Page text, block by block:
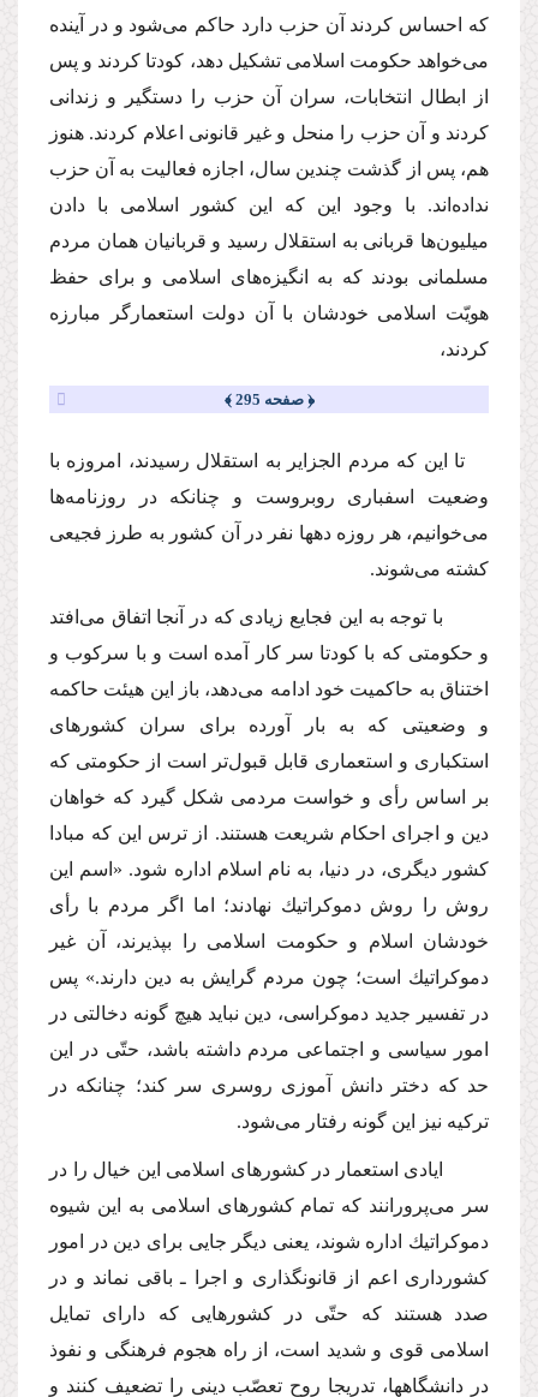
كه احساس كردند آن حزب دارد حاكم مى‌شود و در آینده
مى‌خواهد حكومت اسلامى تشكیل دهد، كودتا كردند و پس
از ابطال انتخابات، سران آن حزب را دستگیر و زندانى
كردند و آن حزب را منحل و غیر قانونى اعلام كردند. هنوز
هم، پس از گذشت چندین سال، اجازه فعالیت به آن حزب
نداده‌اند. با وجود این كه این كشور اسلامى با دادن
میلیون‌ها قربانى به استقلال رسید و قربانیان همان مردم
مسلمانى بودند كه به انگیزه‌هاى اسلامى و براى حفظ
هویّت اسلامى خودشان با آن دولت استعمارگر مبارزه
كردند،
﴿ صفحه 295 ﴾
تا این كه مردم الجزایر به استقلال رسیدند، امروزه با
وضعیت اسفبارى روبروست و چنانكه در روزنامه‌ها
مى‌خوانیم، هر روزه دهها نفر در آن كشور به طرز فجیعى
كشته مى‌شوند.
با توجه به این فجایع زیادى كه در آنجا اتفاق مى‌افتد
و حكومتى كه با كودتا سر كار آمده است و با سركوب و
اختناق به حاكمیت خود ادامه مى‌دهد، باز این هیئت حاكمه
و وضعیتى كه به بار آورده براى سران كشورهاى
استكبارى و استعمارى قابل قبول‌تر است از حكومتى كه
بر اساس رأى و خواست مردمى شكل گیرد كه خواهان
دین و اجراى احكام شریعت هستند. از ترس این كه مبادا
كشور دیگرى، در دنیا، به نام اسلام اداره شود. «اسم این
روش را روش دموكراتیك نهادند؛ اما اگر مردم با رأى
خودشان اسلام و حكومت اسلامى را بپذیرند، آن غیر
دموكراتیك است؛ چون مردم گرایش به دین دارند.» پس
در تفسیر جدید دموكراسى، دین نباید هیچ گونه دخالتى در
امور سیاسى و اجتماعى مردم داشته باشد، حتّى در این
حد كه دختر دانش آموزى روسرى سر كند؛ چنانكه در
تركیه نیز این گونه رفتار مى‌شود.
ایادى استعمار در كشورهاى اسلامى این خیال را در
سر مى‌پرورانند كه تمام كشورهاى اسلامى به این شیوه
دموكراتیك اداره شوند، یعنى دیگر جایى براى دین در امور
كشوردارى اعم از قانونگذارى و اجرا ـ باقى نماند و در
صدد هستند كه حتّى در كشورهایى كه داراى تمایل
اسلامى قوى و شدید است، از راه هجوم فرهنگى و نفوذ
در دانشگاهها، تدریجا روح تعصّب دینى را تضعیف كنند و